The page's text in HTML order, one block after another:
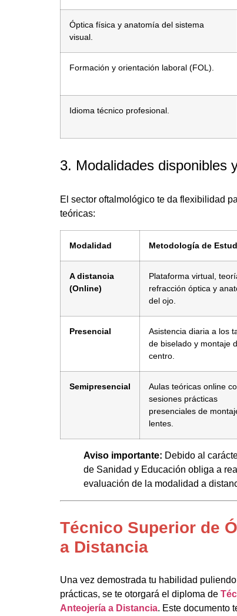
Óptica física y anatomía del sistema
visual.
Formación y orientación laboral (FOL).
Idioma técnico profesional.
3. Modalidades disponibles
El sector oftalmológico te da flexibilidad
teóricas:
Modalidad Metodología de
A distancia
(Online)
Plataforma virtual,
refracción óptica y
del ojo.
Presencial
Asistencia diaria a los
de biselado y montaje
centro.
Semipresencial
Aulas teóricas online
sesiones prácticas
presenciales de
lentes.
Aviso importante: Debido al
de Sanidad y Educación obliga a
evaluación de la modalidad a
Técnico Superior de
a Distancia
Una vez demostrada tu habilidad
prácticas, se te otorgará el diploma de
Anteojería a Distancia. Este documento